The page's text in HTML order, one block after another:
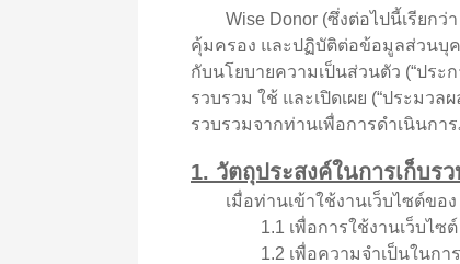
Wise Donor (ซึ่งต่อไปนี้เรียกว่า
คุ้มครอง และปฏิบัติต่อข้อมูลส่วนบุ
กับนโยบายความเป็นส่วนตัว (“ประ
รวบรวม ใช้ และเปิดเผย (“ประม
รวบรวมจากท่านเพื่อการดำเนินกา
1. วัตถุประสงค์ในการเก็บร
เมื่อท่านเข้าใช้งานเว็บไซต์ของ
1.1 เพื่อการใช้งานเว็บไซต์ ข
1.2 เพื่อความจำเป็นในการ